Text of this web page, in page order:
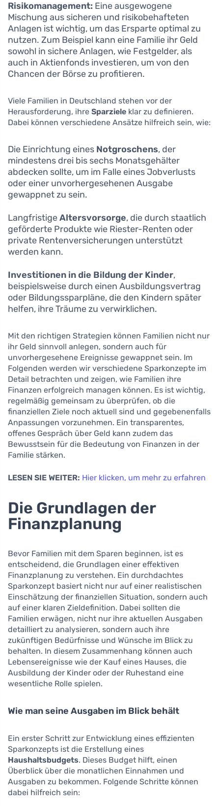
Risikomanagement: Eine ausgewogene
Mischung aus sicheren und risikobehafteten
Anlagen ist wichtig, um das Ersparte optimal zu
nutzen. Zum Beispiel kann eine Familie ihr Geld
sowohl in sichere Anlagen, wie Festgelder, als
auch in Aktienfonds investieren, um von den
Chancen der Börse zu profitieren.
Viele Familien in Deutschland stehen vor der
Herausforderung, ihre Sparziele klar zu definieren.
Dabei können verschiedene Ansätze hilfreich sein, wie:
Die Einrichtung eines Notgroschens, der
mindestens drei bis sechs Monatsgehälter
abdecken sollte, um im Falle eines Jobverlusts
oder einer unvorhergesehenen Ausgabe
gewappnet zu sein.
LangfristigeAltersvorsorge, die durch staatlich
geförderte Produkte wie Riester-Renten oder
private Rentenversicherungen unterstützt
werden kann.
Investitionen in die Bildung der Kinder,
beispielsweise durch einen Ausbildungsvertrag
oder Bildungssparpläne, die den Kindern später
helfen, ihre Träume zu verwirklichen.
Mit den richtigen Strategien können Familien nicht nur
ihr Geld sinnvoll anlegen, sondern auch für
unvorhergesehene Ereignisse gewappnet sein. Im
Folgenden werden wir verschiedene Sparkonzepte im
Detail betrachten und zeigen, wie Familien ihre
Finanzen erfolgreich managen können. Es ist wichtig,
regelmäßig gemeinsam zu überprüfen, ob die
finanziellen Ziele noch aktuell sind und gegebenenfalls
Anpassungen vorzunehmen. Ein transparentes,
offenes Gespräch über Geld kann zudem das
Bewusstsein für die Bedeutung von Finanzen in der
Familie stärken.
LESEN SIE WEITER: Hier klicken, um mehr zu erfahren
Die Grundlagen der
Finanzplanung
Bevor Familien mit dem Sparen beginnen, ist es
entscheidend, die Grundlagen einer effektiven
Finanzplanung zu verstehen. Ein durchdachtes
Sparkonzept basiert nicht nur auf einer realistischen
Einschätzung der finanziellen Situation, sondern auch
auf einer klaren Zieldefinition. Dabei sollten die
Familien erwägen, nicht nur ihre aktuellen Ausgaben
detailliert zu analysieren, sondern auch ihre
zukünftigen Bedürfnisse und Wünsche im Blick zu
behalten. In diesem Zusammenhang können auch
Lebensereignisse wie der Kauf eines Hauses, die
Ausbildung der Kinder oder der Ruhestand eine
wesentliche Rolle spielen.
Wie man seine Ausgaben im Blick behält
Ein erster Schritt zur Entwicklung eines effizienten
Sparkonzepts ist die Erstellung eines
Haushaltsbudgets. Dieses Budget hilft, einen
Überblick über die monatlichen Einnahmen und
Ausgaben zu bekommen. Folgende Schritte können
dabei hilfreich sein: